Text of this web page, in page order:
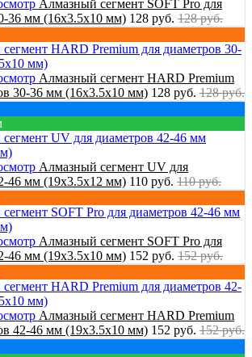
Алмазный сегмент SOFT Pro для
36 мм (16х3.5х10 мм) 128 руб. 128 руб.
Алмазный сегмент HARD Premium
30-36 мм (16х3.5х10 мм) 128 руб. 128 руб.
Алмазный сегмент UV для
46 мм (19х3.5х12 мм) 110 руб. 110 руб.
Алмазный сегмент SOFT Pro для
46 мм (19х3.5х10 мм) 152 руб. 152 руб.
Алмазный сегмент HARD Premium
42-46 мм (19х3.5х10 мм) 152 руб. 152 руб.